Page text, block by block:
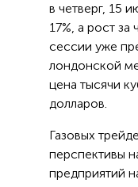
в четверг, 15
17%, а рост
сессии уже
лондонской
цена тысячи
долларов.
Газовых
перспективы
предприятий